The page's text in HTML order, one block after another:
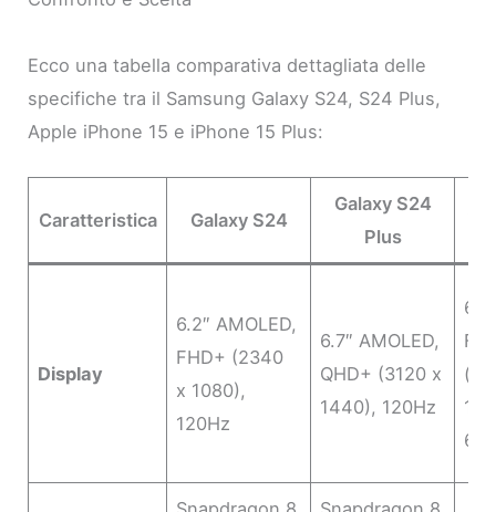
Ecco una tabella comparativa dettagliata delle
specifiche tra il Samsung Galaxy S24, S24 Plus,
Apple iPhone 15 e iPhone 15 Plus:
Caratteristica Galaxy S24
Galaxy S24
Plus
Display
6.2″ AMOLED,
FHD+ (2340
x 1080),
120Hz
6.7″ AMOLED,
QHD+ (3120 x
1440), 120Hz